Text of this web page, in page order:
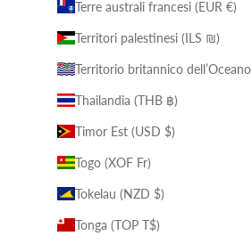
Terre australi francesi (EUR €)
Territori palestinesi (ILS ₪)
Territorio britannico
Thailandia (THB ฿)
Timor Est (USD $)
Togo (XOF Fr)
Tokelau (NZD $)
Tonga (TOP T$)